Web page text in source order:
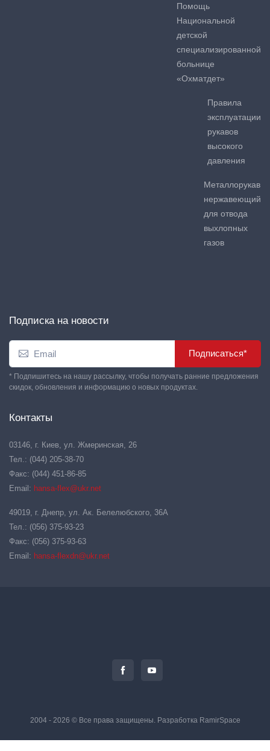
Помощь
Национальной
детской
специализированной
больнице
«Охматдет»
Правила
эксплуатации
рукавов
высокого
давления
Металлорукав
нержавеющий
для отвода
выхлопных
газов
Подписка на новости
Подписаться*
* Подпишитесь на нашу рассылку, чтобы получать ранние предложения
скидок, обновления и информацию о новых продуктах.
Контакты
03146, г. Киев, ул. Жмеринская, 26
Тел.: (044) 205-38-70
Факс: (044) 451-86-85
Email: hansa-flex@ukr.net
49019, г. Днепр, ул. Ак. Белелюбского, 36А
Тел.: (056) 375-93-23
Факс: (056) 375-93-63
Email: hansa-flexdn@ukr.net
2004 - 2026 © Все права защищены. Разработка RamirSpace